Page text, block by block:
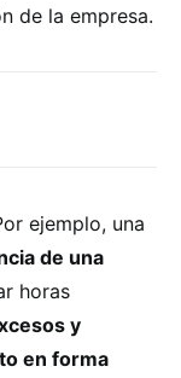
de la empresa.
ejemplo, una
de una
horas
y
en forma